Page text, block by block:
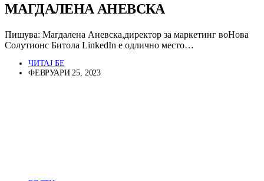
МАГДАЛЕНА АНЕВСКА
Пишува: Магдалена Аневска,директор за маркетинг воНова
Солутионс Битола LinkedIn е одлично место…
ЧИТАЈ БЕ
ФЕВРУАРИ 25, 2023